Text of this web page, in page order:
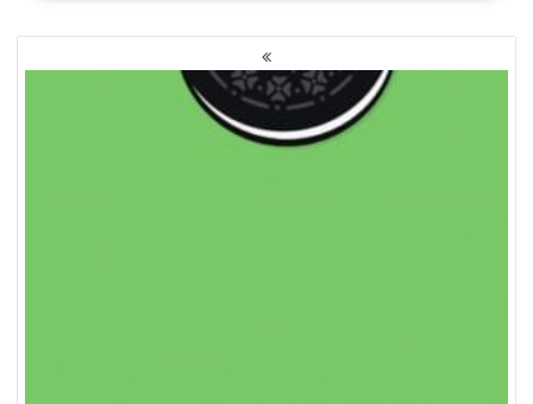
NAWIGACJA
PO